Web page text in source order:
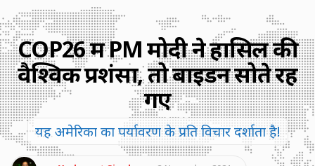
COP26 में PM मोदी ने हासिल की
वैश्विक प्रशंसा, तो बाइडन सोते रह
गए
यह अमेरिका का पर्यावरण के प्रति विचार दर्शाता है!